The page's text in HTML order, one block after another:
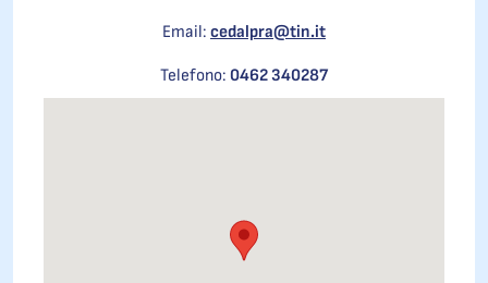
Email: cedalpra@tin.it
Telefono: 0462 340287